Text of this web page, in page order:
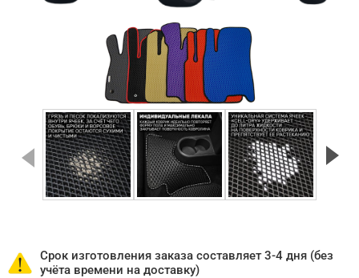
Срок изготовления заказа составляет 3-4 дня (без
учёта времени на доставку)